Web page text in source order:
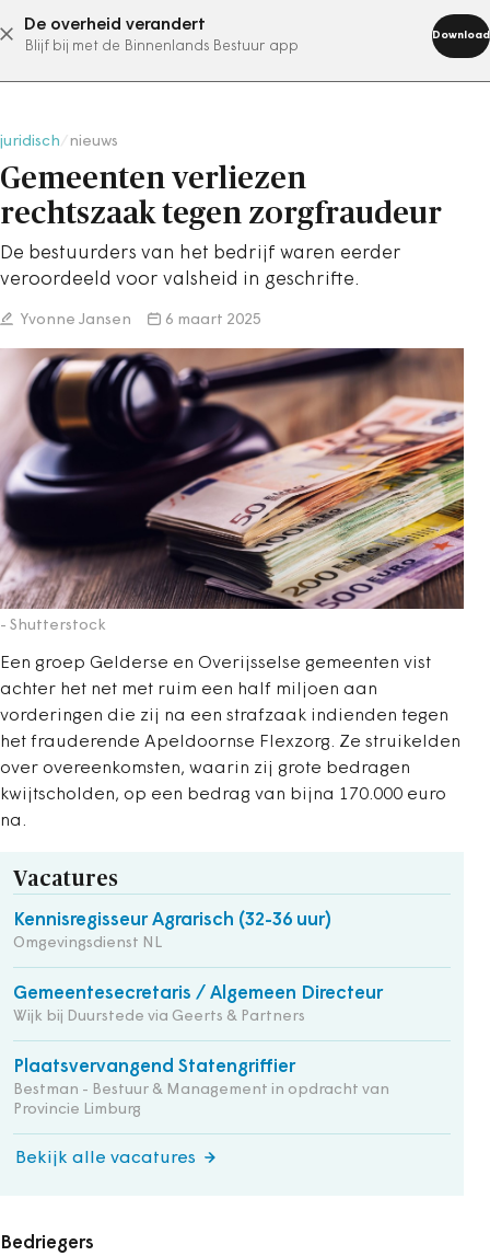
De overheid verandert
Blijf bij met de Binnenlands Bestuur app
Download
abonneer nu
juridisch nieuws
Gemeenten verliezen
rechtszaak tegen zorgfraudeur
De bestuurders van het bedrijf waren eerder
veroordeeld voor valsheid in geschrifte.
Yvonne Jansen 6 maart 2025
- Shutterstock
Een groep Gelderse en Overijsselse gemeenten vist
achter het net met ruim een half miljoen aan
vorderingen die zij na een strafzaak indienden tegen
het frauderende Apeldoornse Flexzorg. Ze struikelden
over overeenkomsten, waarin zij grote bedragen
kwijtscholden, op een bedrag van bijna 170.000 euro
na.
Vacatures
Kennisregisseur Agrarisch (32-36 uur)
Omgevingsdienst NL
Gemeentesecretaris / Algemeen Directeur
Wijk bij Duurstede via Geerts & Partners
Plaatsvervangend Statengriffier
Bestman - Bestuur & Management in opdracht van
Provincie Limburg
Bekijk alle vacatures
Bedriegers